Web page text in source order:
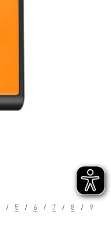
5 6 7 8 9